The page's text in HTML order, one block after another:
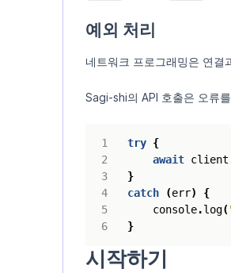
예외 처리
네트워크 프로그래밍은 연결
Sagi-shi의 API 호출은 오류
3
4
5
6
try {
await client
}
catch
(err)
{
console.log(
}
시작하기